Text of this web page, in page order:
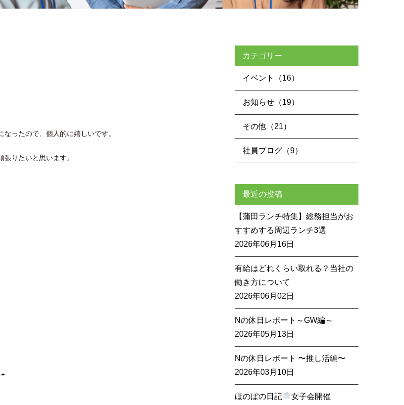
ったので、個人的に嬉しいです。
りたいと思います。
カテゴリー
イベント（16）
お知らせ（19）
その他（21）
社員ブログ（9）
最近の投稿
【蒲田ランチ特集】総務担当がお
すすめする周辺ランチ3選
2026年06月16日
有給はどれくらい取れる？当社の
働き方について
2026年06月02日
Nの休日レポート～GW編～
2026年05月13日
Nの休日レポート 〜推し活編〜
2026年03月10日
ほのぼの日記
女子会開催